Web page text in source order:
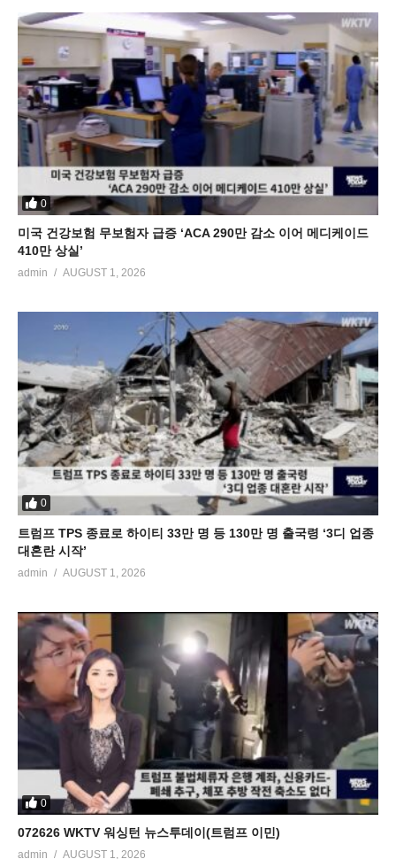
0
미국 건강보험 무보험자 급증 ‘ACA 290만 감소 이어 메디케이드
410만 상실’
admin AUGUST 1, 2026
0
트럼프 TPS 종료로 하이티 33만 명 등 130만 명 출국령 ‘3디 업종
대혼란 시작’
admin AUGUST 1, 2026
0
072626 WKTV 워싱턴 뉴스투데이(트럼프 이민)
admin AUGUST 1, 2026